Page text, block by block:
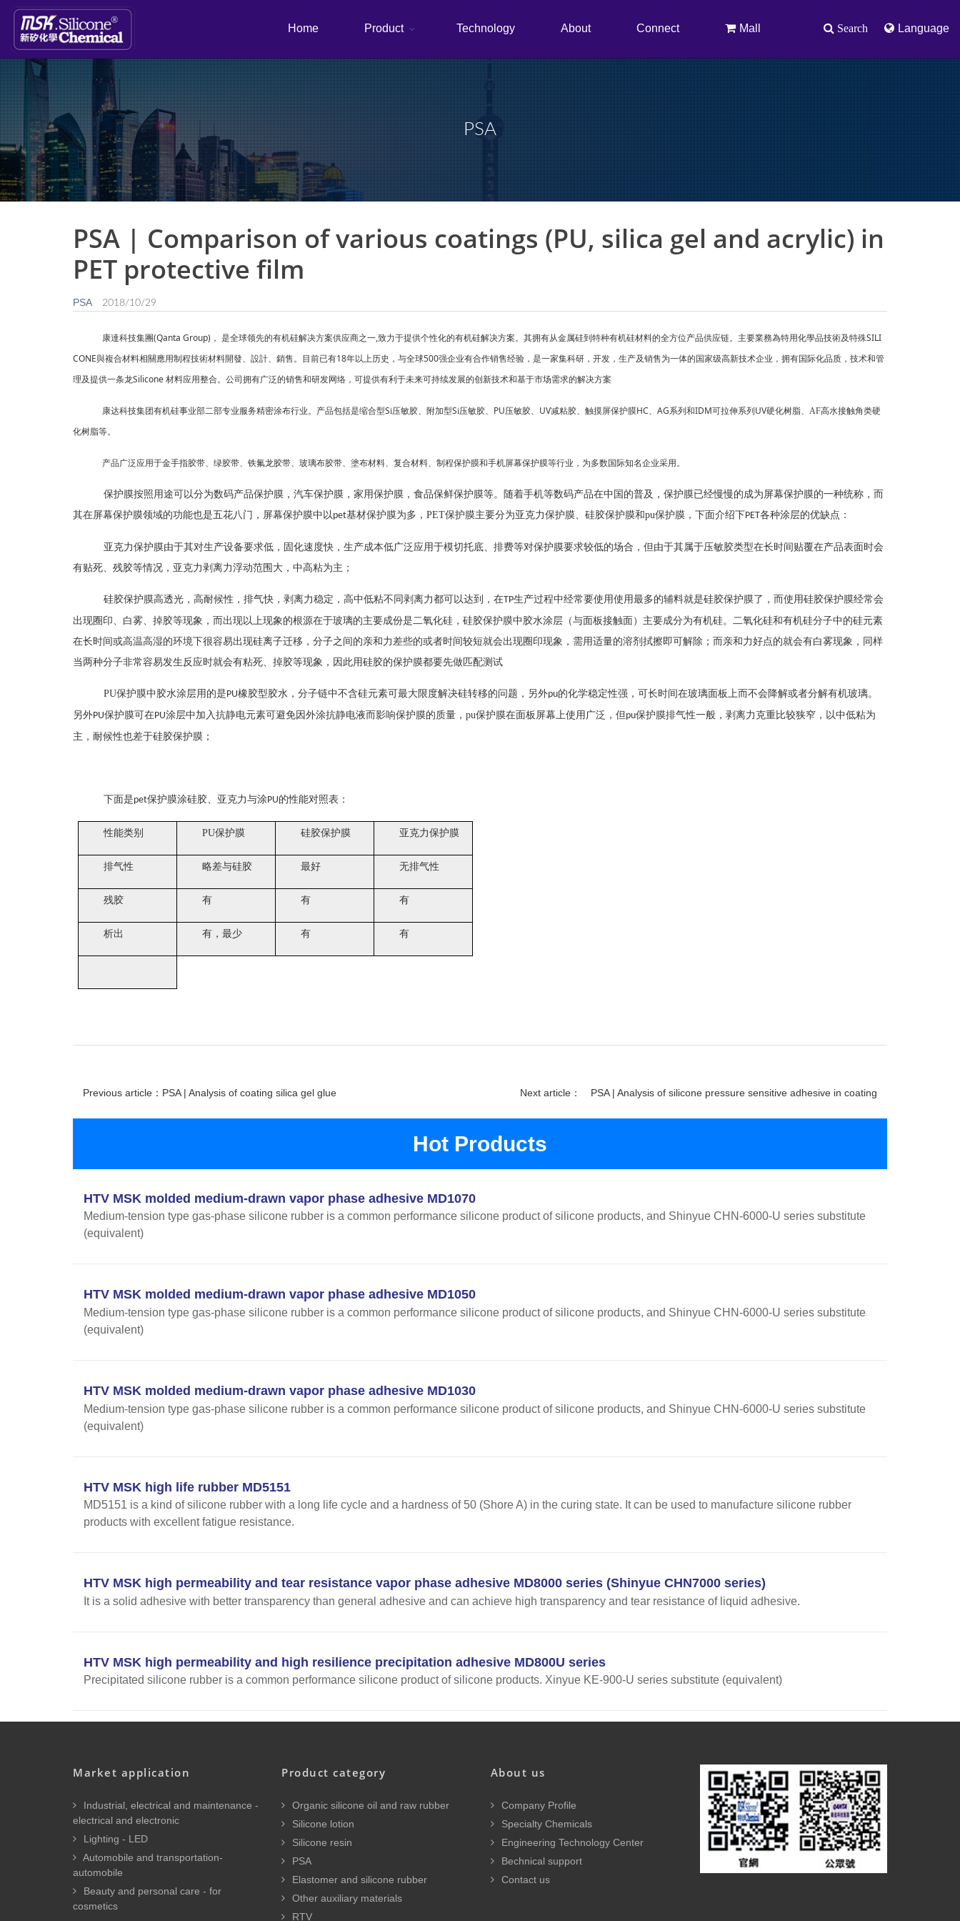
Language
Search
Home Product Technology About Connect Mall
PSA
PSA | Comparison of various coatings (PU, silica gel and acrylic) in
PET protective film
PSA 2018/10/29
康達科技集團(Qanta Group) ， 是全球领先的有机硅解决方案供应商之一,致力于提供个性化的有机硅解决方案。其拥有从金属硅到特种有机硅材料的全方位产品供应链。主要業務為特用化學品技術及特殊SILI
CONE與複合材料相關應用制程技術材料開發、設計、銷售。目前已有18年以上历史，与全球500强企业有合作销售经验，是一家集科研，开发，生产及销售为一体的国家级高新技术企业，拥有国际化品质，技术和管
理及提供一条龙Silicone 材料应用整合。公司拥有广泛的销售和研发网络，可提供有利于未来可持续发展的创新技术和基于市场需求的解决方案
康达科技集团有机硅事业部二部专业服务精密涂布行业。 产品包括是缩合型Si压敏胶、附加型Si压敏胶、PU压敏胶、UV减粘胶、触摸屏保护膜HC、AG系列和IDM可拉伸系列UV硬化树脂、AF高水接触角类硬
化树脂等。
产品广泛应用于金手指胶带、绿胶带、铁氟龙胶带、玻璃布胶带、塗布材料、复合材料、制程保护膜和手机屏幕保护膜等行业，为多数国际知名企业采用。
保护膜按照用途可以分为数码产品保护膜，汽车保护膜，家用保护膜，食品保鲜保护膜等。随着手机等数码产品在中国的普及，保护膜已经慢慢的成为屏幕保护膜的一种统称，而
其在屏幕保护膜领域的功能也是五花八门，屏幕保护膜中以 pet基材保护膜为多， PET保护膜主要分为亚克力保护膜、硅胶保护膜和pu保护膜， 下面介绍下PET各种涂层的优缺点：
亚克力保护膜由于其对生产设备要求低，固化速度快，生产成本低广泛应用于模切托底、排费等对保护膜要求较低的场合，但由于其属于压敏胶类型在长时间贴覆在产品表面时会
有贴死、残胶等情况 ，亚克力剥离力浮动范围大，中高粘为主；
硅胶保护膜高透光，高耐候性，排气快，剥离力稳定，高中低粘不同剥离力都可以达到，在TP生产过程中经常要使用使用最多的辅料就是硅胶保护膜了，而使用硅胶保护膜经常会
出现圈印、白雾、掉胶等现象，而出现以上现象的根源在于玻璃的主要成份是二氧化硅，硅胶保护膜中胶水涂层（与面板接触面）主要成分为有机硅。二氧化硅和有机硅分子中的硅元素
在长时间或高温高湿的环境下很容易出现硅离子迁移，分子之间的亲和力差些的或者时间较短就会出现圈印现象，需用适量的溶剂拭擦即可解除；而亲和力好点的就会有白雾现象，同样
当两种分子非常容易发生反应时就会有粘死、掉胶等现象 ， 因此用硅胶的保护膜都要先做匹配测试
PU保护膜中胶水涂层用的是 PU橡胶型胶水，分子链中不含硅元素可最大限度解决硅转移的问题，另外pu的化学稳定性强，可长时间在玻璃面板上而不会降解或者分解有机玻璃。
另外PU保护膜可在PU涂层中加入抗静电元素可避免因外涂抗静电液而影响保护膜的质量 ， pu保护膜在面板屏幕上使用广泛，但 pu保护膜排气性一般，剥离力克重比较狭窄，以中低粘为
主，耐候性也差于硅胶保护膜；
下面是pet保护膜涂硅胶、亚克力与涂PU的性能对照表：
性能类别 PU保护膜 硅胶保护膜 亚克力保护膜
排气性 略差与硅胶 最好 无排气性
残胶 有 有 有
析出 有，最少 有 有
Previous article：PSA | Analysis of coating silica gel glue Next article： PSA | Analysis of silicone pressure sensitive adhesive in coating
Hot Products
HTV MSK molded medium-drawn vapor phase adhesive MD1070
Medium-tension type gas-phase silicone rubber is a common performance silicone product of silicone products, and Shinyue CHN-6000-U series substitute
(equivalent)
HTV MSK molded medium-drawn vapor phase adhesive MD1050
Medium-tension type gas-phase silicone rubber is a common performance silicone product of silicone products, and Shinyue CHN-6000-U series substitute
(equivalent)
HTV MSK molded medium-drawn vapor phase adhesive MD1030
Medium-tension type gas-phase silicone rubber is a common performance silicone product of silicone products, and Shinyue CHN-6000-U series substitute
(equivalent)
HTV MSK high life rubber MD5151
MD5151 is a kind of silicone rubber with a long life cycle and a hardness of 50 (Shore A) in the curing state. It can be used to manufacture silicone rubber
products with excellent fatigue resistance.
HTV MSK high permeability and tear resistance vapor phase adhesive MD8000 series (Shinyue CHN7000 series)
It is a solid adhesive with better transparency than general adhesive and can achieve high transparency and tear resistance of liquid adhesive.
HTV MSK high permeability and high resilience precipitation adhesive MD800U series
Precipitated silicone rubber is a common performance silicone product of silicone products. Xinyue KE-900-U series substitute (equivalent)
Market application
Industrial, electrical and maintenance -
electrical and electronic
Lighting - LED
Automobile and transportation-
automobile
Beauty and personal care - for
cosmetics
Product category
Organic silicone oil and raw rubber
Silicone lotion
Silicone resin
PSA
Elastomer and silicone rubber
Other auxiliary materials
RTV
About us
Company Profile
Specialty Chemicals
Engineering Technology Center
Bechnical support
Contact us